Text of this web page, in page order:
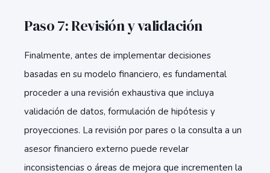
Paso 7: Revisión y validación
Finalmente, antes de implementar decisiones
basadas en su modelo financiero, es fundamental
proceder a una revisión exhaustiva que incluya
validación de datos, formulación de hipótesis y
proyecciones. La revisión por pares o la consulta a un
asesor financiero externo puede revelar
inconsistencias o áreas de mejora que incrementen la